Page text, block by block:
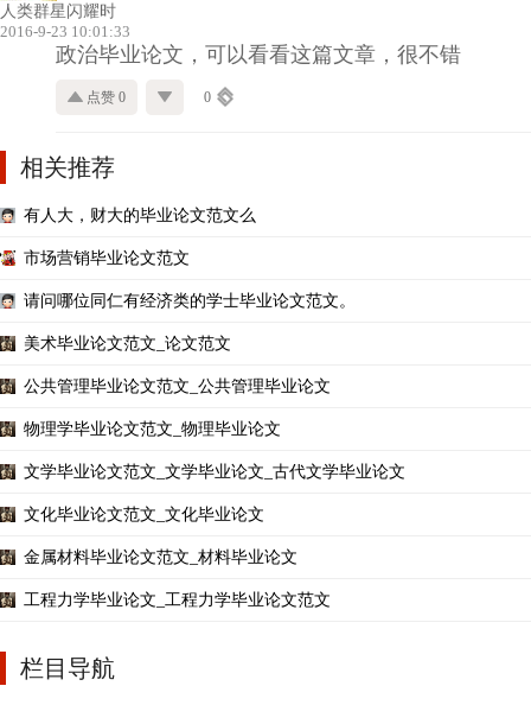
人类群星闪耀时
2016-9-23 10:01:33
政治毕业论文，可以看看这篇文章，很不错
点赞 0 0
相关推荐
有人大，财大的毕业论文范文么
市场营销毕业论文范文
请问哪位同仁有经济类的学士毕业论文范文。
美术毕业论文范文_论文范文
公共管理毕业论文范文_公共管理毕业论文
物理学毕业论文范文_物理毕业论文
文学毕业论文范文_文学毕业论文_古代文学毕业论文
文化毕业论文范文_文化毕业论文
金属材料毕业论文范文_材料毕业论文
工程力学毕业论文_工程力学毕业论文范文
栏目导航